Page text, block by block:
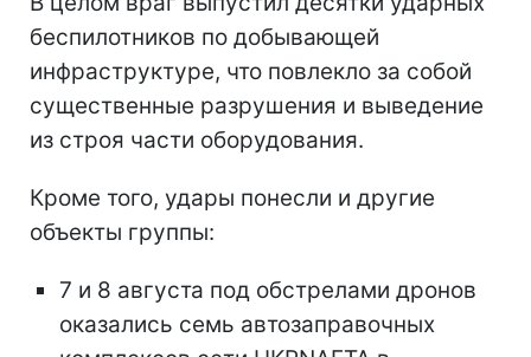
беспилотников по добывающей
инфраструктуре, что повлекло за собой
существенные разрушения и выведение
из строя части оборудования.
Кроме того, удары понесли и другие
объекты группы:
7 и 8 августа под обстрелами дронов
оказались семь автозаправочных